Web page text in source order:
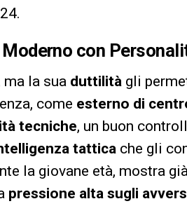
con
ma la sua duttilità gli
come esterno di
tecniche, un buon
tattica che gli
la giovane età, mostra
pressione alta sugli